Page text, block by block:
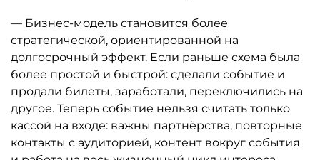
— Бизнес-модель становится более
стратегической, ориентированной на
долгосрочный эффект. Если раньше схема была
более простой и быстрой: сделали событие и
продали билеты, заработали, переключились на
другое. Теперь событие нельзя считать только
кассой на входе: важны партнёрства, повторные
контакты с аудиторией, контент вокруг события